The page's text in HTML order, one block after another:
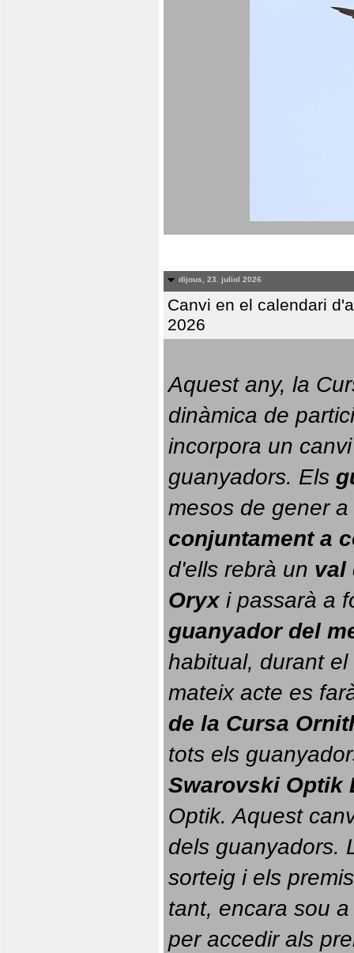
dijous, 23. juliol 2026
Canvi en el calendari
2026
Aquest any, la
dinàmica de
incorpora un
guanyadors. Els
conjuntament a
d'ells rebrà un val
Oryx i passarà a
guanyador del
habitual, durant el
mateix acte es
de la Cursa
tots els
Swarovski Optik
Optik. Aquest
dels guanyadors.
sorteig i els
tant, encara sou
per accedir als